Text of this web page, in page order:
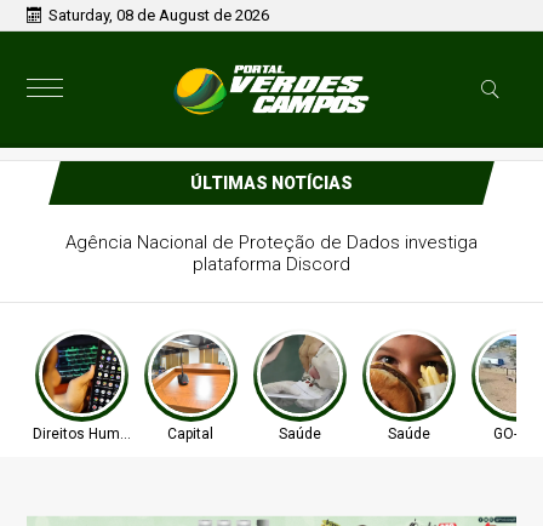
Saturday, 08 de August de 2026
ÚLTIMAS NOTÍCIAS
Câmara marca nova audiência sobre a nova Lei de
Zoneamento para próxima terça-feira
Direitos Humanos Capital Saúde Saúde GO-010